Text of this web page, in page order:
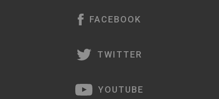
FACEBOOK
TWITTER
YOUTUBE